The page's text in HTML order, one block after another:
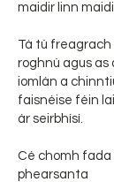
maidir linn
Tá tú freagrach
roghnú agus
iomlán a
faisnéise féin
ár seirbhísí.
Cé chomh
phearsanta